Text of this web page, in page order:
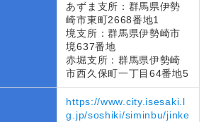
あずま支所：群馬県伊勢
崎市東町2668番地1
境支所：群馬県伊勢崎市
境637番地
赤堀支所：群馬県伊勢崎
市西久保町一丁目64番地5
https://www.city.isesaki.l
g.jp/soshiki/siminbu/jinke